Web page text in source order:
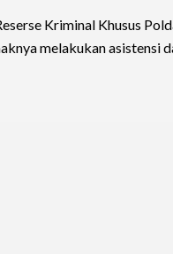
Kriminal Khusus
melakukan asistensi